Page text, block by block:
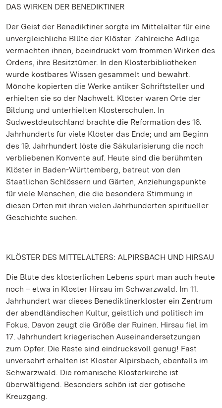
DAS WIRKEN DER BENEDIKTINER
Der Geist der Benediktiner sorgte im Mittelalter für eine
unvergleichliche Blüte der Klöster. Zahlreiche Adlige
vermachten ihnen, beeindruckt vom frommen Wirken des
Ordens, ihre Besitztümer. In den Klosterbibliotheken
wurde kostbares Wissen gesammelt und bewahrt.
Mönche kopierten die Werke antiker Schriftsteller und
erhielten sie so der Nachwelt. Klöster waren Orte der
Bildung und unterhielten Klosterschulen. In
Südwestdeutschland brachte die Reformation des 16.
Jahrhunderts für viele Klöster das Ende; und am Beginn
des 19. Jahrhundert löste die Säkularisierung die noch
verbliebenen Konvente auf. Heute sind die berühmten
Klöster in Baden-Württemberg, betreut von den
Staatlichen Schlössern und Gärten, Anziehungspunkte
für viele Menschen, die die besondere Stimmung in
diesen Orten mit ihren vielen Jahrhunderten spiritueller
Geschichte suchen.
KLÖSTER DES MITTELALTERS: ALPIRSBACH UND HIRSAU
Die Blüte des klösterlichen Lebens spürt man auch heute
noch – etwa in Kloster Hirsau im Schwarzwald. Im 11.
Jahrhundert war dieses Benediktinerkloster ein Zentrum
der abendländischen Kultur, geistlich und politisch im
Fokus. Davon zeugt die Größe der Ruinen. Hirsau fiel im
17. Jahrhundert kriegerischen Auseinandersetzungen
zum Opfer. Die Reste sind eindrucksvoll genug! Fast
unversehrt erhalten ist Kloster Alpirsbach, ebenfalls im
Schwarzwald. Die romanische Klosterkirche ist
überwältigend. Besonders schön ist der gotische
Kreuzgang.